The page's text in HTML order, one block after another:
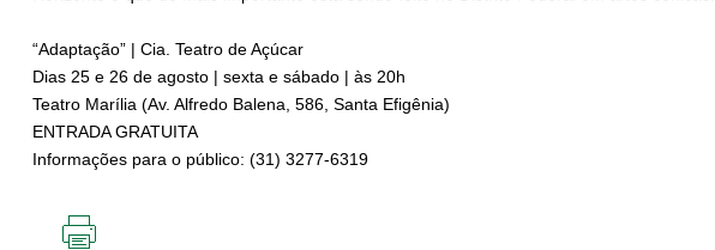
“Adaptação” | Cia. Teatro de Açúcar
Dias 25 e 26 de agosto | sexta e sábado | às 20h
Teatro Marília (Av. Alfredo Balena, 586, Santa Efigênia)
ENTRADA GRATUITA
Informações para o público: (31) 3277-6319